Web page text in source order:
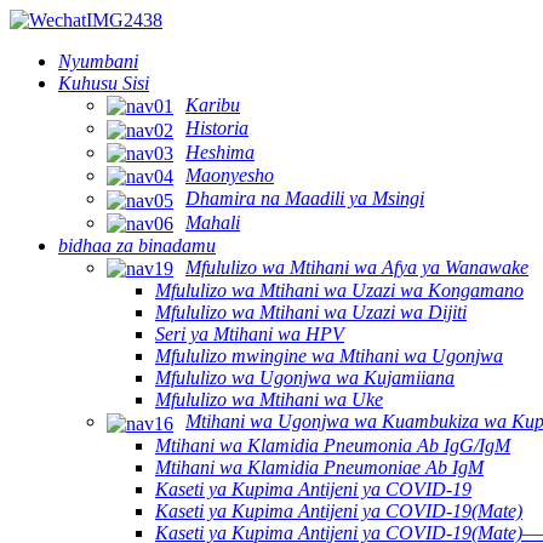
Nyumbani
Kuhusu Sisi
Karibu
Historia
Heshima
Maonyesho
Dhamira na Maadili ya Msingi
Mahali
bidhaa za binadamu
Mfululizo wa Mtihani wa Afya ya Wanawake
Mfululizo wa Mtihani wa Uzazi wa Kongamano
Mfululizo wa Mtihani wa Uzazi wa Dijiti
Seri ya Mtihani wa HPV
Mfululizo mwingine wa Mtihani wa Ugonjwa
Mfululizo wa Ugonjwa wa Kujamiiana
Mfululizo wa Mtihani wa Uke
Mtihani wa Ugonjwa wa Kuambukiza wa
Mtihani wa Klamidia Pneumonia Ab IgG/IgM
Mtihani wa Klamidia Pneumoniae Ab IgM
Kaseti ya Kupima Antijeni ya COVID-19
Kaseti ya Kupima Antijeni ya COVID-19(Mate)
Kaseti ya Kupima Antijeni ya COVID-